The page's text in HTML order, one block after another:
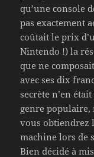
qu’une console
pas exactement
coûtait le prix
Nintendo !) la
que ne
avec ses dix
secrète n’en
genre
vous obtiendrez
machine lors de
Bien décidé à